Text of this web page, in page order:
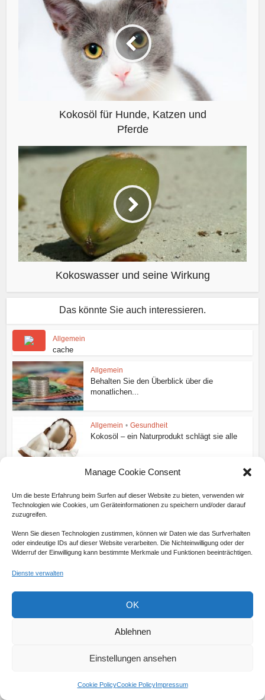
Manage Cookie Consent
Um die beste Erfahrung beim Surfen auf dieser Website zu bieten, verwenden wir
Technologien wie Cookies, um Geräteinformationen zu speichern und/oder darauf
zuzugreifen.
Wenn Sie diesen Technologien zustimmen, können wir Daten wie das Surfverhalten
oder eindeutige IDs auf dieser Website verarbeiten. Die Nichteinwilligung oder der
Widerruf der Einwilligung kann bestimmte Merkmale und Funktionen beeinträchtigen.
Dienste verwalten
OK
Ablehnen
Einstellungen ansehen
Cookie PolicyCookie PolicyImpressum
Kokosöl für Hunde, Katzen und
Pferde
Kokoswasser und seine Wirkung
Das könnte Sie auch interessieren.
Allgemein
cache
Allgemein
Behalten Sie den Überblick über die
monatlichen...
Allgemein • Gesundheit
Kokosöl – ein Naturprodukt schlägt sie alle
Wie erstelle ich eine professionelle E-Mail-
Adresse?
About the author
View all posts